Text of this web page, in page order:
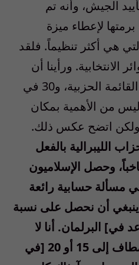
الجيش، وأنه تم
برمتها لإعطاء ميزة
هي أكثر تنظيماً. فلقد
الانتخابية. ورأينا أن
اختيار 70 في المائة من القائمة الحزبية، و30 في
من الأهمية بمكان
ولكن اتضح عكس ذلك.
الليبرالية بالفعل
مليون ناخباً، وحصل الإسلاميون
وهي مسألة حسابية رائعة
ينبغي أن نحصل على نسبة
في] البرلمان. أنا لا
أعرف لماذا انتهى بنا المطاف إلى 15 أو 20 [في